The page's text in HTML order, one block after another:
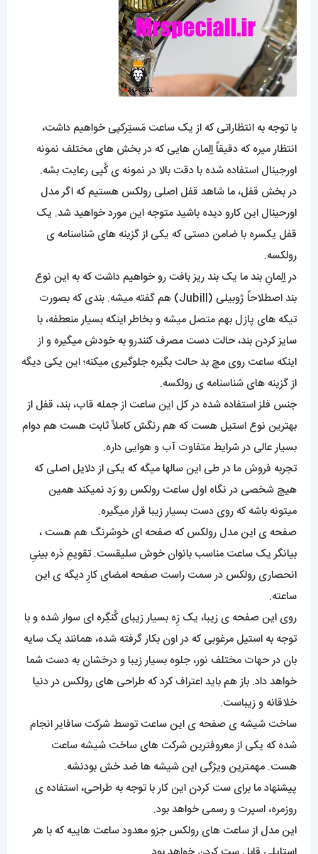
با توجه به انتظاراتی که از یک ساعت مَستِرکپی خواهیم داشت،
انتظار میره که دقیقاً اِلِمان هایی که در بخش های مختلف نمونه
اورجینال استفاده شده با دقت بالا در نمونه ی کُپی رعایت بشه.
در بخش قفل، ما شاهد قفل اصلی رولکس هستیم که اگر مدل
اورحینال این کارو دیده باشید متوجه این مورد خواهید شد. یک
قفل یکسره با ضامن دستی که یکی از گزینه های شناسنامه ی
رولکسه.
در اِلِمانِ بند ما یک بند ریز بافت رو خواهیم داشت که به این نوع
بند اصطلاحاً ژوبیلی (Jubill) هم گفته میشه. بندی که بصورت
تیکه های پازل بهم متصل میشه و بخاطر اینکه بسیار منعطفه، با
سایز کردن بند، حالت دست مصرف کنندرو به خودش میگیره و از
اینکه ساعت روی مچ بد حالت بگیره جلوگیری میکنه؛ این یکی دیگه
از گزینه های شناسنامه ی رولکسه.
جنس فلز استفاده شده در کل این ساعت از جمله قاب، بند، قفل از
بهترین نوع استیل هست که هم رنگش کاملاً ثابت هست هم دوام
بسیار عالی در شرایط متفاوت آب و هوایی داره.
تجربه فروش ما در طی این سالها میگه که یکی از دلایل اصلی که
هیچ شخصی در نگاه اول ساعت رولکس رو رَد نمیکند همین
میتونه باشه که روی دست بسیار زیبا قرار میگیره.
صفحه ی این مدل رولکس که صفحه ای خوشرنگ هم هست ،
بیانگر یک ساعت مناسب بانوان خوش سلیقست. تقویمِ ذره بینیِ
انحصاری رولکس در سمت راست صفحه امضای کارِ دیگه ی این
ساعته.
روی این صفحه ی زیبا، یک زِه بسیار زیبای کُنگِره ای سوار شده و با
توجه به استیل مرغوبی که در اون بکار گرفته شده، همانند یک سایه
بان در حهات مختلف نور، جلوه بسیار زیبا و درخشان به دست شما
خواهد داد. باز هم باید اعتراف کرد که طراحی های رولکس در دنیا
خلاقانه و زیباست.
ساخت شیشه ی صفحه ی این ساعت توسط شرکت سافایر انجام
شده که یکی از معروفترین شرکت های ساخت شیشه ساعت
هست. مهمترین ویژگی این شیشه ها ضد خش بودنشه.
پیشنهاد ما برای ست کردن این کار با توجه به طراحی، استفاده ی
روزمره، اسپرت و رسمی خواهد بود.
این مدل از ساعت های رولکس جزو معدود ساعت هاییه که با هر